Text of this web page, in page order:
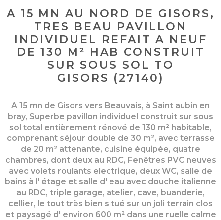
A 15 MN AU NORD DE GISORS,
TRES BEAU PAVILLON
INDIVIDUEL REFAIT A NEUF
DE 130 M² HAB CONSTRUIT
SUR SOUS SOL TO
GISORS (27140)
A 15 mn de Gisors vers Beauvais, à Saint aubin en
bray, Superbe pavillon individuel construit sur sous
sol total entièrement rénové de 130 m² habitable,
comprenant séjour double de 30 m², avec terrasse
de 20 m² attenante, cuisine équipée, quatre
chambres, dont deux au RDC, Fenêtres PVC neuves
avec volets roulants electrique, deux WC, salle de
bains à l' étage et salle d' eau avec douche italienne
au RDC, triple garage, atelier, cave, buanderie,
cellier, le tout très bien situé sur un joli terrain clos
et paysagé d' environ 600 m² dans une ruelle calme